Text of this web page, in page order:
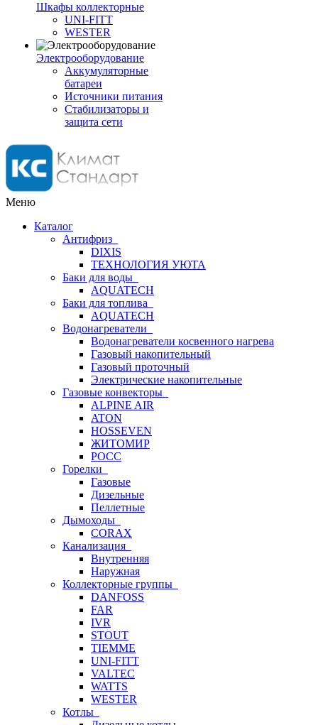
Шкафы коллекторные
UNI-FITT
WESTER
Электрооборудование
Аккумуляторные
батареи
Источники питания
Стабилизаторы и
защита сети
Меню
Каталог
Антифриз
DIXIS
ТЕХНОЛОГИЯ УЮТА
Баки для воды
AQUATECH
Баки для топлива
AQUATECH
Водонагреватели
Водонагреватели косвенного нагрева
Газовый накопительный
Газовый проточный
Электрические накопительные
Газовые конвекторы
ALPINE AIR
ATON
HOSSEVEN
ЖИТОМИР
РОСС
Горелки
Газовые
Дизельные
Пеллетные
Дымоходы
CORAX
Канализация
Внутренняя
Наружная
Коллекторные группы
DANFOSS
FAR
IVR
STOUT
TIEMME
UNI-FITT
VALTEC
WATTS
WESTER
Котлы